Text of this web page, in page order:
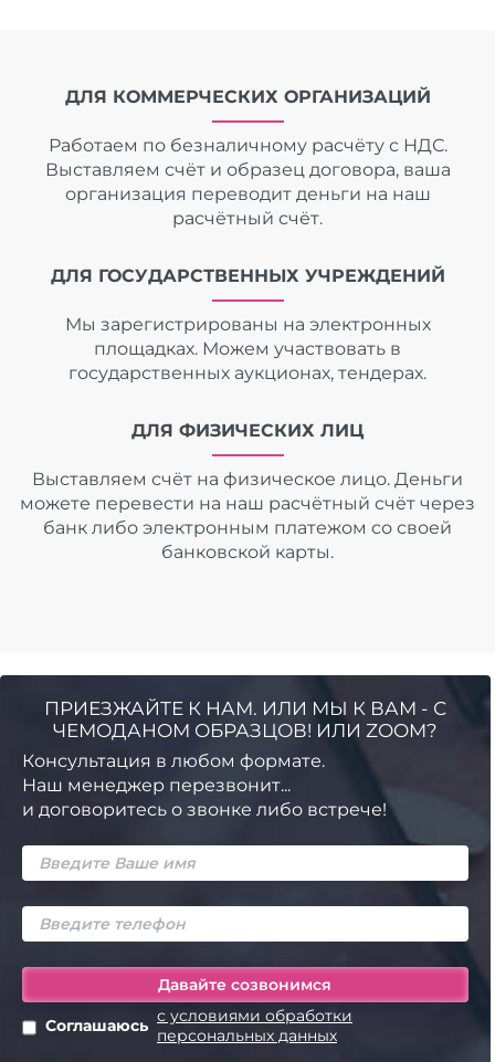
ДЛЯ КОММЕРЧЕСКИХ ОРГАНИЗАЦИЙ
Работаем по безналичному расчёту с НДС.
Выставляем счёт и образец договора, ваша
организация переводит деньги на наш
расчётный счёт.
ДЛЯ ГОСУДАРСТВЕННЫХ УЧРЕЖДЕНИЙ
Мы зарегистрированы на электронных
площадках. Можем участвовать в
государственных аукционах, тендерах.
ДЛЯ ФИЗИЧЕСКИХ ЛИЦ
Выставляем счёт на физическое лицо. Деньги
можете перевести на наш расчётный счёт через
банк либо электронным платежом со своей
банковской карты.
ПРИЕЗЖАЙТЕ К НАМ. ИЛИ МЫ К ВАМ - С
ЧЕМОДАНОМ ОБРАЗЦОВ! ИЛИ ZOOM?
Консультация в любом формате.
Наш менеджер перезвонит...
и договоритесь о звонке либо встрече!
Соглашаюсь с условиями обработки
персональных данных